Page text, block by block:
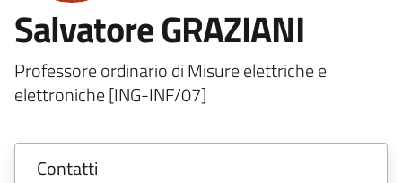
Salvatore GRAZIANI
Professore ordinario di Misure elettriche e
elettroniche [ING-INF/07]
Contatti